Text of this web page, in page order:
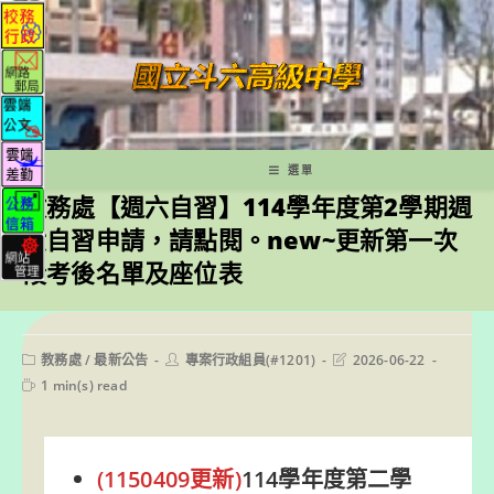
跳
轉
至
主
要
內
容
選單
教務處【週六自習】114學年度第2學期週
六自習申請，請點閱。new~更新第一次
段考後名單及座位表
Post
category:
教務處/ 最新公告
Post專案行政組員(#1201)
Post2026-06-22
Reading
1 min(s) read
(1150409更新)114學年度第二學